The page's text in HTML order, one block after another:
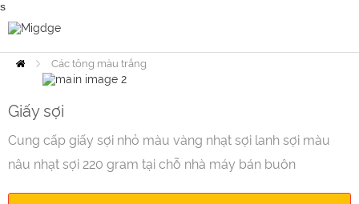
s
Home
Các tông màu trắng
không sơn, giấy màu, giấy sợi
Các tông màu trắng không sơn,
Giấy sợi
Cung cấp giấy sợi nhỏ màu vàng nhạt sợi lanh sợi màu
nâu nhạt sợi 220 gram tại chỗ nhà máy bán buôn